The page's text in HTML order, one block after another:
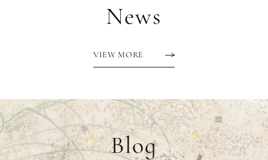
News
VIEW MORE
Blog